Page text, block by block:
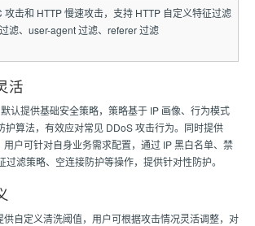
攻击和 HTTP 慢速攻击，支持 HTTP 自定义特征过滤
滤、user-agent 过滤、referer 过滤
活
认提供基础安全策略，策略基于 IP 画像、行为模式
护算法，有效应对常见 DDoS 攻击行为。同时提供
户可针对自身业务需求配置，通过 IP 黑白名单、禁
过滤策略、空连接防护等操作，提供针对性防护。
自定义清洗阈值，用户可根据攻击情况灵活调整，对